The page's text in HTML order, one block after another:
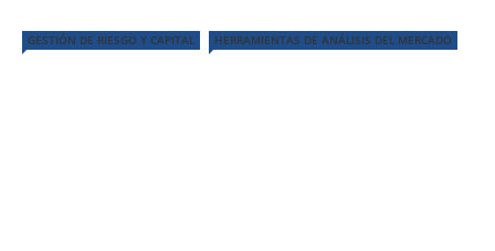
GESTIÓN DE RIESGO Y CAPITAL HERRAMIENTAS DE ANÁLISIS DEL MERCADO